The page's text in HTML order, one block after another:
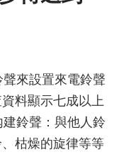
來設置來電鈴聲
料顯示七成以上
鈴聲：與他人鈴
枯燥的旋律等等